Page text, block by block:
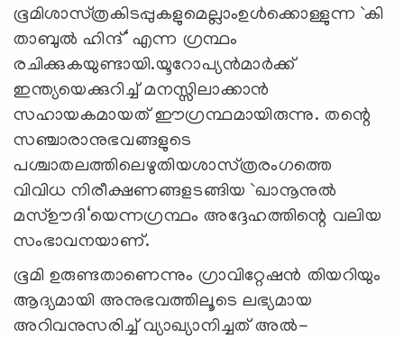
ഭൂമിശാസ്‌ത്രകിടപ്പുകളുമെല്ലാംഉള്‍ക്കൊള്ളുന്ന `കി
താബുല്‍ ഹിന്ദ്‌‘ എന്ന ഗ്രന്ഥം
രചിക്കുകയുണ്ടായി.യൂറോപ്യന്‍മാര്‍ക്ക്‌
ഇന്ത്യയെക്കുറിച്ച്‌ മനസ്സിലാക്കാന്‍
സഹായകമായത്‌ ഈഗ്രന്ഥമായിരുന്നു. തന്റെ
സഞ്ചാരാനുഭവങ്ങളുടെ
പശ്ചാതലത്തിലെഴുതിയശാസ്‌ത്രരംഗത്തെ
വിവിധ നിരീക്ഷണങ്ങളടങ്ങിയ `ഖാനൂനുല്‍
മസ്‌ഊദി‘യെന്നഗ്രന്ഥം അദ്ദേഹത്തിന്റെ വലിയ
സംഭാവനയാണ്‌.
ഭൂമി ഉരുണ്ടതാണെന്നും ഗ്രാവിറ്റേഷന്‍ തിയറിയും
ആദ്യമായി അനുഭവത്തിലൂടെ ലഭ്യമായ
അറിവനുസരിച്ച്‌ വ്യാഖ്യാനിച്ചത്‌ അല്‍-